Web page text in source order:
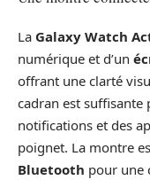
La Galaxy Watch
numérique et d’un
offrant une clarté
cadran est
notifications et des
poignet. La montre
Bluetooth pour une